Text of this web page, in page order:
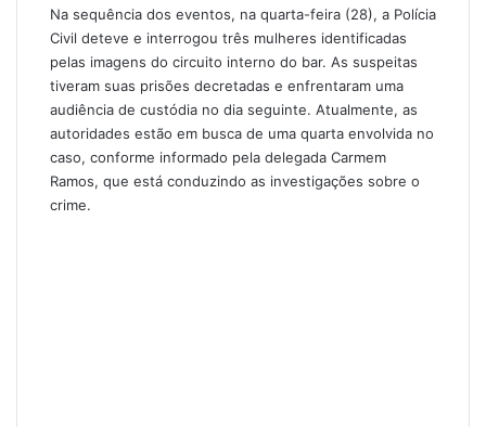
Na sequência dos eventos, na quarta-feira (28), a Polícia
Civil deteve e interrogou três mulheres identificadas
pelas imagens do circuito interno do bar. As suspeitas
tiveram suas prisões decretadas e enfrentaram uma
audiência de custódia no dia seguinte. Atualmente, as
autoridades estão em busca de uma quarta envolvida no
caso, conforme informado pela delegada Carmem
Ramos, que está conduzindo as investigações sobre o
crime.